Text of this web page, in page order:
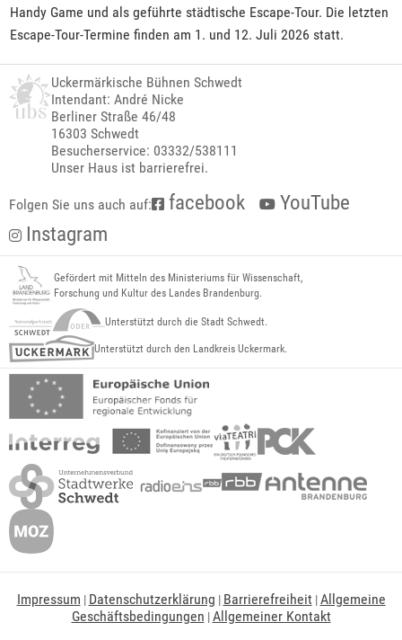
Handy Game und als geführte städtische Escape-Tour. Die letzten
Escape-Tour-Termine finden am 1. und 12. Juli 2026 statt.
Uckermärkische Bühnen Schwedt
Intendant: André Nicke
Berliner Straße 46/48
16303 Schwedt
Besucherservice: 03332/538111
Unser Haus ist barrierefrei.
Folgen Sie uns auch auf: facebook
YouTube
Instagram
Gefördert mit Mitteln des Ministeriums für Wissenschaft,
Forschung und Kultur des Landes Brandenburg.
Unterstützt durch die Stadt Schwedt.
Unterstützt durch den Landkreis Uckermark.
Impressum | Datenschutzerklärung | Barrierefreiheit|Allgemeine
Geschäftsbedingungen |Allgemeiner Kontakt